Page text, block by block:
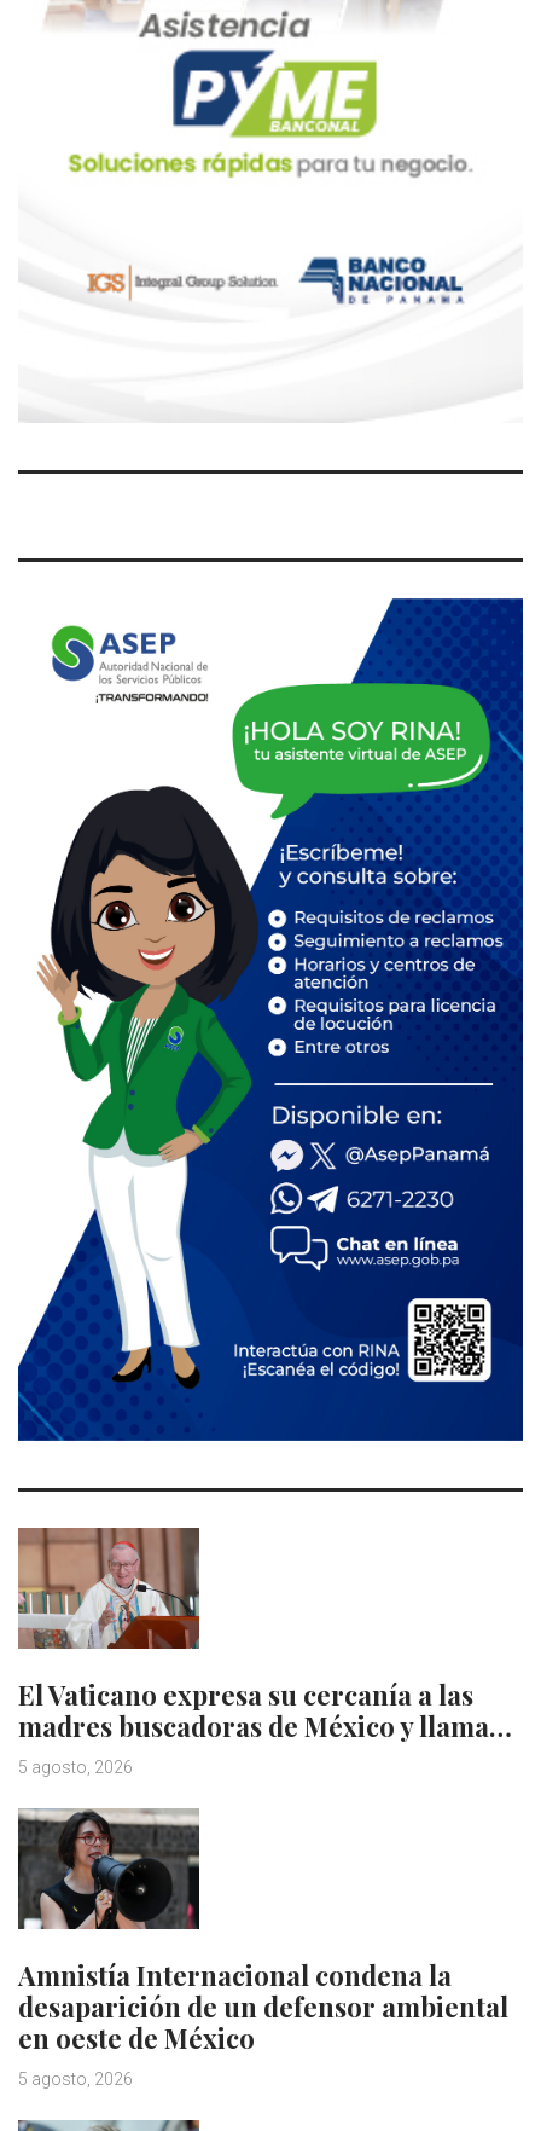
El Vaticano expresa su cercanía a las
madres buscadoras de México y llama…
5 agosto, 2026
Amnistía Internacional condena la
desaparición de un defensor ambiental
en oeste de México
5 agosto, 2026